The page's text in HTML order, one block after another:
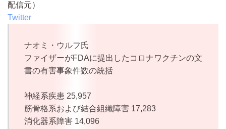
配信元）
Twitter
ナオミ・ウルフ氏
ファイザーがFDAに提出したコロナワクチンの文
書の有害事象件数の統括
神経系疾患 25,957
筋骨格系および結合組織障害 17,283
消化器系障害 14,096